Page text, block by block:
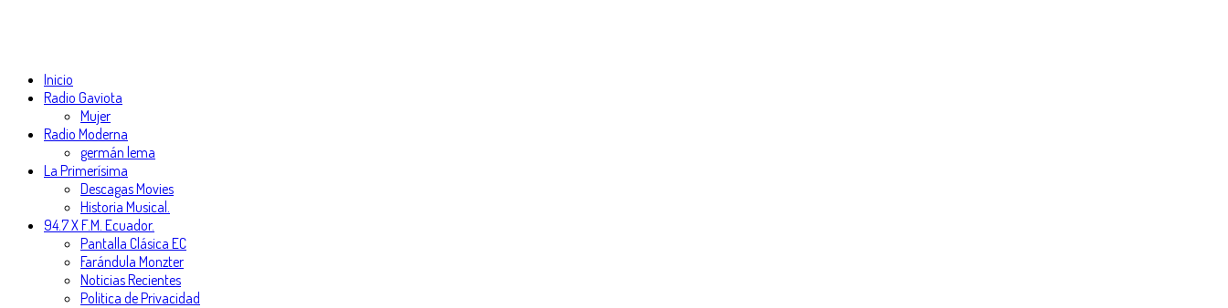
Inicio
Radio Gaviota
Mujer
Radio Moderna
germán lema
La Primerísima
Descagas Movies
Historia Musical.
94.7 X F.M. Ecuador.
Pantalla Clásica EC
Farándula Monzter
Noticias Recientes
Politica de Privacidad